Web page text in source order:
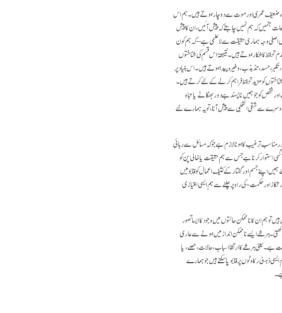
ضعیف عمری اور موت سے دوچار ہوتے ہیں۔ ہم اس
جنہیں کہ ہم نہیں چاہتے کہ پیش آئیں، ان کا پیش
اصلی وجہ ہماری حقیقت سے لاعلمی ہے – کہ ہم کون
کا شکار ہوتے ہیں۔ نتیجتہً اس قسم کی شناختوں
حسد، تذبذب، وغیرہ پیدا ہوتے ہیں۔ اس بنیاد پر
کو مزید تحفظ فراہم کرنے کے لئے کرتے ہیں۔
کو جو ہمیں ناپسند ہے دور بھگانے یا تباہ
سے شقی القلبی سے پیش آنا، تو یہ ہمارے لئے
مناسب ترغیب کا ہونا لازم ہے جو کہ مسائل سے رہائی
استوار کرنا ہے جس سے ہم حقیقت یا خالی پن کو
اپنے جسم اور گفتار کے کثیف اعمال کو قابو میں
اور حکمت - کی راہ پر چلنے سے ہم ایسی امتیازی
تو ہم ان کا ناممکن حالتوں میں وجود کا ایسا تصور
ہر شے ایسے ناممکن انداز میں ہونے سے عاری
یعنی ہر شے کا ارتقا اسباب، حالات، حصے، یا
رکاوٹوں پر قابو پا سکتے ہیں جو ہمارے